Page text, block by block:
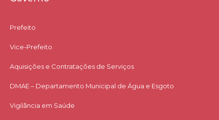
Prefeito
Vice-Prefeito
Aquisições e Contratações de Serviços​
DMAE – Departamento Municipal de Água e Esgoto
Vigilância em Saúde